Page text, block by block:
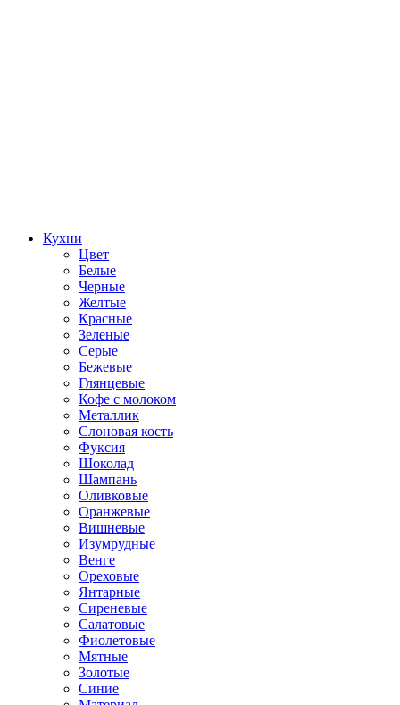
Кухни
Цвет
Белые
Черные
Желтые
Красные
Зеленые
Серые
Бежевые
Глянцевые
Кофе с молоком
Металлик
Слоновая кость
Фуксия
Шоколад
Шампань
Оливковые
Оранжевые
Вишневые
Изумрудные
Венге
Ореховые
Янтарные
Сиреневые
Салатовые
Фиолетовые
Мятные
Золотые
Синие